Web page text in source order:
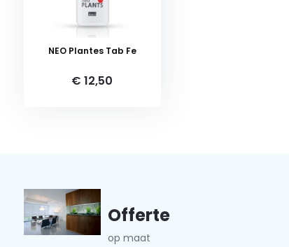
NEO Plantes Tab Fe
€ 12,50
Offerte
op maat